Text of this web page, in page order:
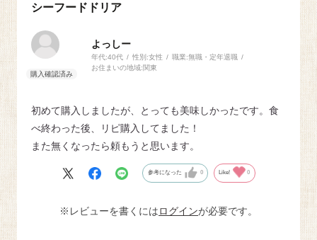
シーフードドリア
よっしー
年代:40代 性別:女性 職業:無職・定年退職
お住まいの地域:関東
初めて購入しましたが、とっても美味しかったです。食
べ終わった後、リピ購入してました！
また無くなったら頼もうと思います。
参考になった 0 Like! 0
※レビューを書くにはログインが必要です。